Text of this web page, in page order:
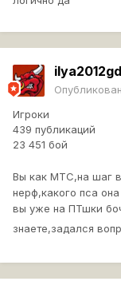
Игроки
439 публикаций
23 451 бой
Вы как МТС,на шаг
нерф,какого пса
вы уже на ПТшки
знаете,задался